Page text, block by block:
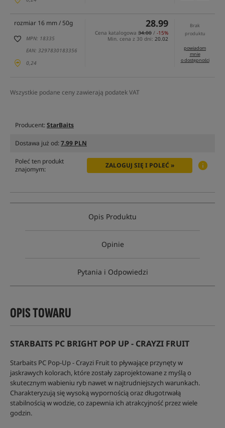
rozmiar 16 mm / 50g
MPN: 18335
EAN: 3297830183356
0,24
28.99
Cena katalogowa 34.00 / -15%
Min. cena z 30 dni: 20.02
Brak
produktu
powiadom
mnie
o dostępności
Wszystkie podane ceny zawierają podatek VAT
Producent:StarBaits
Dostawa już od:7.99 PLN
Poleć ten produkt
znajomym:
ZALOGUJ SIĘ I POLEĆ »
Opis Produktu
Opinie
Pytania i Odpowiedzi
OPIS TOWARU
STARBAITS PC BRIGHT POP UP - CRAYZI FRUIT
Starbaits PC Pop-Up - Crayzi Fruit to pływające przynęty w
jaskrawych kolorach, które zostały zaprojektowane z myślą o
skutecznym wabieniu ryb nawet w najtrudniejszych warunkach.
Charakteryzują się wysoką wypornością oraz długotrwałą
stabilnością w wodzie, co zapewnia ich atrakcyjność przez wiele
godzin.